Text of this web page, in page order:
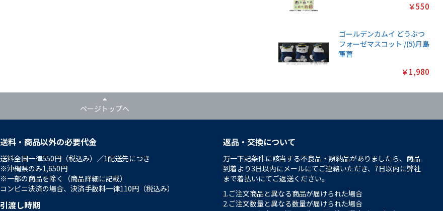
￥550
ゴールデンカムイ どうぶつ
フォーゼマスコット /(5)月島
軍曹
￥1,980
ページトップへ
送料・商品以外の必要代金
送料全国一律550円（税込み）／1配送先につき
※沖縄県のみ1,650円
※一部の商品を除く（商品詳細に記載）
コンビニ決済の場合、決済手数料一律110円（税込み）
引渡し時期
返品・交換について
万一下記条件に該当する不良品・誤納品がありましたら、商品
到着より3日以内にメールにてご連絡いただき、7日以内に弊社
まで着払いにてご返送ください。
1.ご注文商品と異なる商品が届けられた場合
2.ご注文数量と異なる数量が届けられた場合